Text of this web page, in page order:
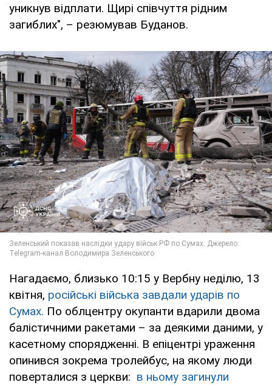
уникнув відплати. Щирі співчуття рідним
загиблих", – резюмував Буданов.
Нагадаємо, близько 10:15 у Вербну неділю, 13
квітня, російські війська завдали ударів по
Сумах. По облцентру окупанти вдарили двома
балістичними ракетами – за деякими даними, у
касетному спорядженні. В епіцентрі ураження
опинився зокрема тролейбус, на якому люди
поверталися з церкви: в ньому загинули